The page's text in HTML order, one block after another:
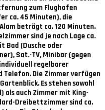
zum Flughafen
ca. 45 Minuten), die
beträgt ca. 120 Minuten.
sind je nach Lage ca.
Bad (Dusche oder
Sat.-TV, Minibar (gegen
regelbarer
Telefon. Die Zimmer verfügen
Es stehen sowohl
als auch Zimmer mit King-
Dreibettzimmer sind ca.